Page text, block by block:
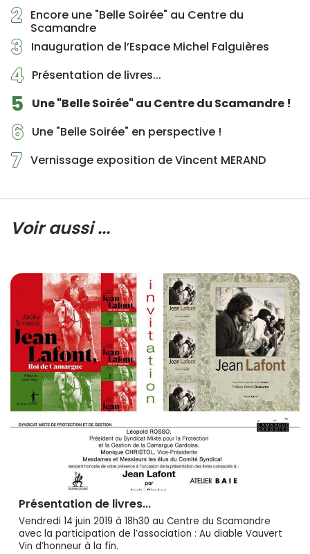
2 Encore une "Belle Soirée" au Centre du
Scamandre
3 Inauguration de l’Espace Michel Falguières
4 Présentation de livres...
5 Une "Belle Soirée" au Centre du Scamandre !
6 Une "Belle Soirée" en perspective !
7 Vernissage exposition de Vincent MERAND
Voir aussi ...
Présentation de livres...
Vendredi 14 juin 2019 à 18h30 au Centre du Scamandre
avec la participation de l’association : Au diable Vauvert
Vin d’honneur à la fin.